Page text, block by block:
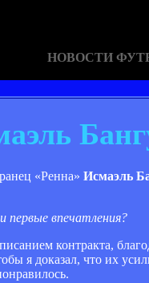
НОВОСТИ
«Ренна» Исмаэль
первые впечатления?
контракта,
я доказал, что их